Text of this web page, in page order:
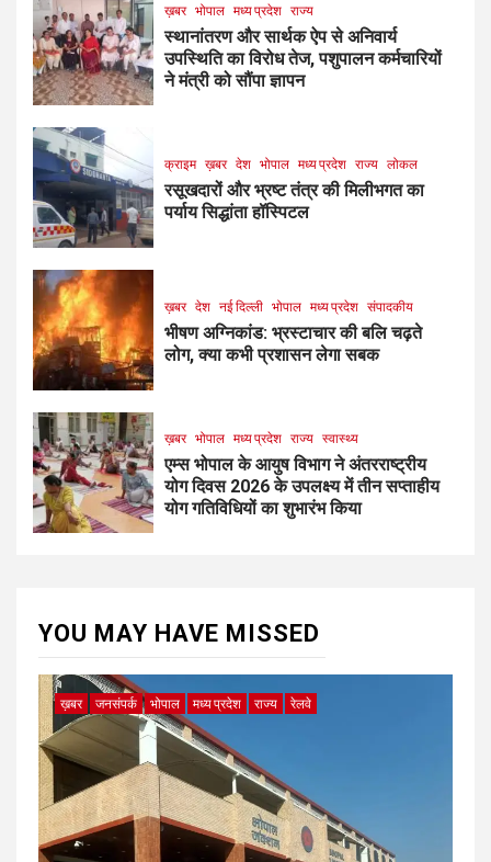
ख़बर भोपाल मध्य प्रदेश राज्य
स्थानांतरण और सार्थक ऐप से अनिवार्य
उपस्थिति का विरोध तेज, पशुपालन कर्मचारियों
ने मंत्री को सौंपा ज्ञापन
क्राइम ख़बर देश भोपाल मध्य प्रदेश राज्य लोकल
रसूखदारों और भ्रष्ट तंत्र की मिलीभगत का
पर्याय सिद्धांता हॉस्पिटल
ख़बर देश नई दिल्ली भोपाल मध्य प्रदेश संपादकीय
भीषण अग्निकांड: भ्रस्टाचार की बलि चढ़ते
लोग, क्या कभी प्रशासन लेगा सबक
ख़बर भोपाल मध्य प्रदेश राज्य स्वास्थ्य
एम्स भोपाल के आयुष विभाग ने अंतरराष्ट्रीय
योग दिवस 2026 के उपलक्ष्य में तीन सप्ताहीय
योग गतिविधियों का शुभारंभ किया
YOU MAY HAVE MISSED
ख़बर जनसंपर्क भोपाल मध्य प्रदेश राज्य रेलवे